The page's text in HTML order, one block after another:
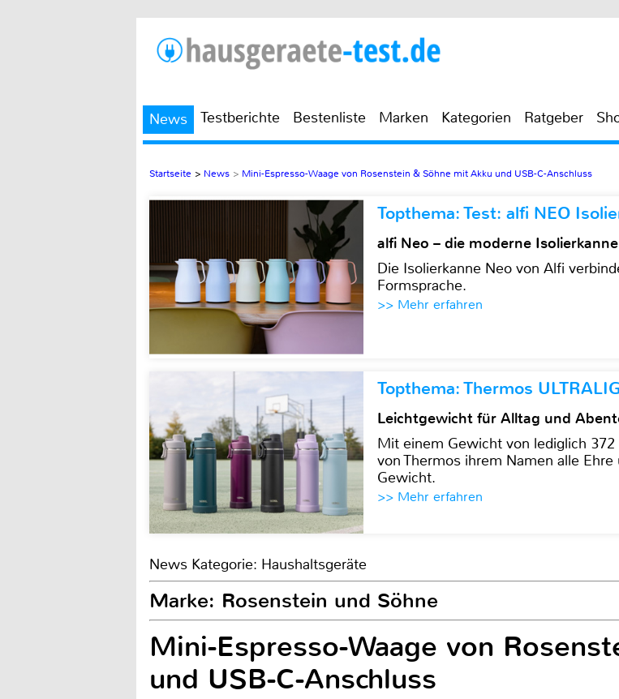
News Testberichte Bestenliste Marken Kategorien Ratgeber
Startseite > News > Mini-Espresso-Waage von Rosenstein & Söhne mit Akku und USB-C-Anschluss
Topthema: Test: alfi NEO
alfi Neo – die moderne Isolierkanne
Die Isolierkanne Neo von Alfi
Formsprache.
>> Mehr erfahren
Topthema: Thermos
Leichtgewicht für Alltag und
Mit einem Gewicht von lediglich 372
von Thermos ihrem Namen alle
Gewicht.
>> Mehr erfahren
News Kategorie: Haushaltsgeräte
Marke: Rosenstein und Söhne
Mini-Espresso-Waage von
und USB-C-Anschluss